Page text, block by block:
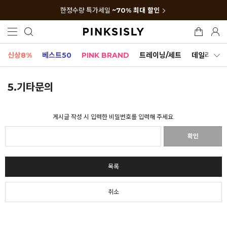
한정수량 특가세일 ~70% 최대 할인
신상8% 베스트50 PINK BRAND 트레이닝/세트 데일리세트
5.기타문의
게시글 작성 시 입력한 비밀번호를 입력해 주세요.
확인
목록
취소